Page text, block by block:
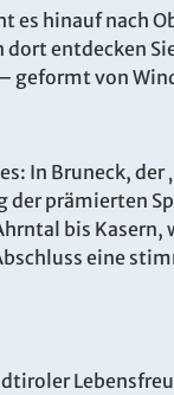
es hinauf nach
entdecken
geformt von
In Bruneck, der
der prämierten
bis
eine